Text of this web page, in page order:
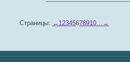
Страницы: ← 12345678910… →